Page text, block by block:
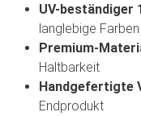
UV-beständiger
langlebige Farben
Premium-
Haltbarkeit
Handgefertigte
Endprodukt